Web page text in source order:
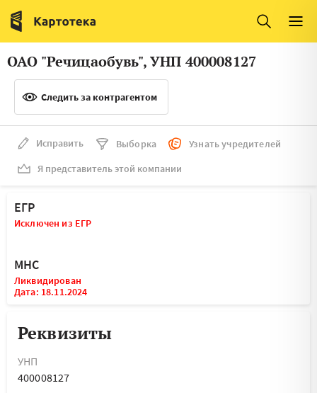
Италия
Люксембург
Литва
Нидерланды
ОАО "Речицаобувь", УНП 400008127
Следить за контрагентом
Исправить Выборка
Узнать учредителей
Я представитель этой компании
ЕГР
Исключен из ЕГР
МНС
Ликвидирован
Дата: 18.11.2024
Реквизиты
УНП
400008127